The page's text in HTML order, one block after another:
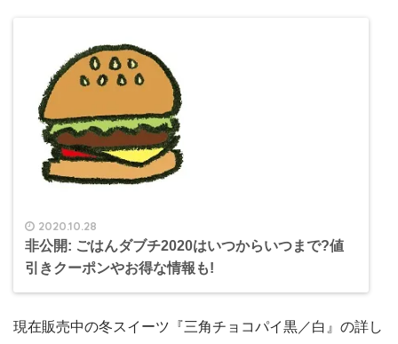
2020.10.28
非公開: ごはんダブチ2020はいつからいつまで?値
引きクーポンやお得な情報も!
現在販売中の冬スイーツ『三角チョコパイ黒／白』の詳し